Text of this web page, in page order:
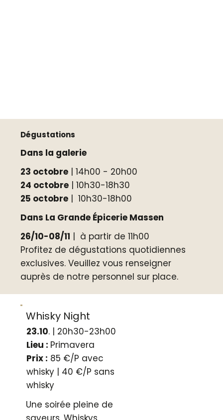
Dégustations
Dans la galerie
23 octobre| 14h00 - 20h00
24 octobre| 10h30-18h30
25 octobre| 10h30-18h00
Dans La Grande Épicerie Massen
26/10-08/11 | à partir de 11h00
Profitez de dégustations quotidiennes
exclusives. Veuillez vous renseigner
auprès de notre personnel sur place.
Whisky Night
23.10. | 20h30-23h00
Lieu : Primavera
Prix : 85 €/P avec
whisky | 40 €/P sans
whisky
Une soirée pleine de